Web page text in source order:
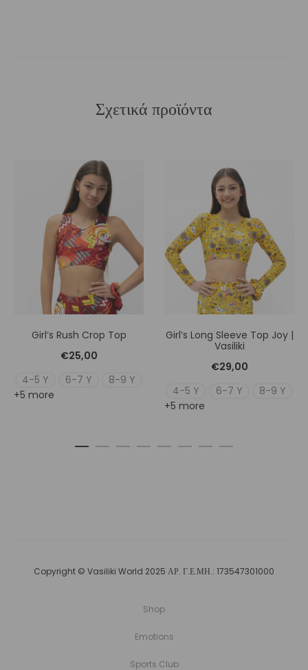
Σχετικά προϊόντα
Girl’s Rush Crop Top
€25,00
4-5 Y
6-7 Y
8-9 Y
+5 more
Girl’s Long Sleeve Top Joy |
Vasiliki
€29,00
4-5 Y
6-7 Y
8-9 Y
+5 more
Copyright © Vasiliki World 2025 ΑΡ. Γ.Ε.ΜΗ.: 173547301000
Shop
Emotions
Sports Club